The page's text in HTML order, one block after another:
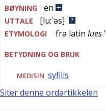
BØYNING en
UTTALE [lu:`əs]
ETYMOLOGI fra latin lues '
BETYDNING OG BRUK
MEDISIN syfilis
Siter denne ordartikkelen